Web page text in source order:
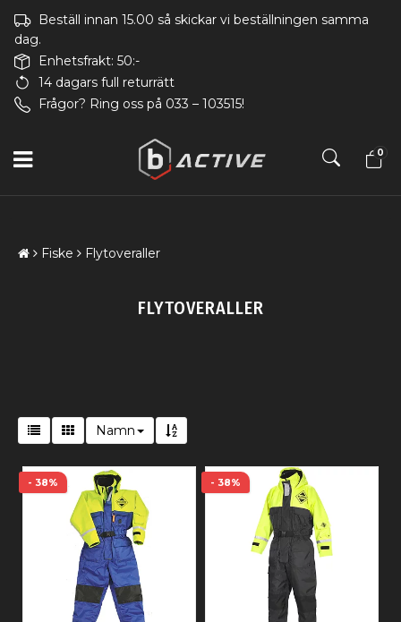
Beställ innan 15.00 så skickar vi beställningen samma
dag.
Enhetsfrakt: 50:-
14 dagars full returrätt
Frågor? Ring oss på 033 – 103515!
0
Fiske Flytoveraller
FLYTOVERALLER
Namn
- 38% - 38%